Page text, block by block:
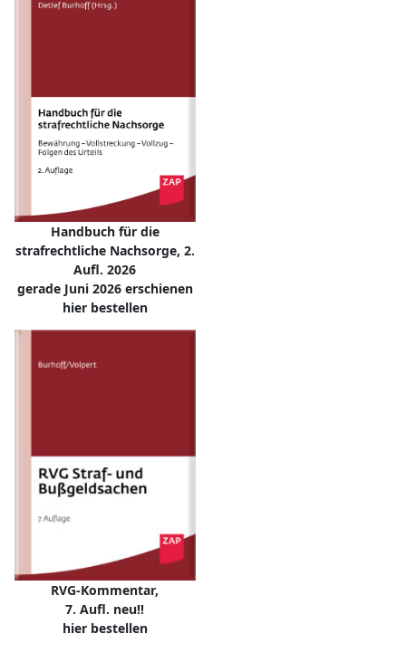
Handbuch für die
strafrechtliche Nachsorge, 2.
Aufl. 2026
gerade Juni 2026 erschienen
hier bestellen
RVG-Kommentar,
7. Aufl. neu!!
hier bestellen